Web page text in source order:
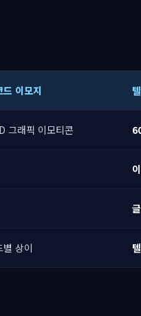
이모지
그래픽 이모티콘
별 상이